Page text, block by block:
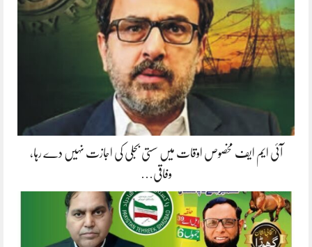
آئی ایم ایف مخصوص اوقات میں سستی بجلی کی اجازت نہیں دے رہا،
وفاقی…